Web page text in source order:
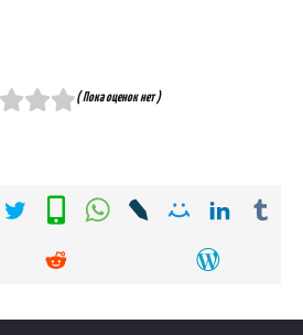
( Пока оценок нет )